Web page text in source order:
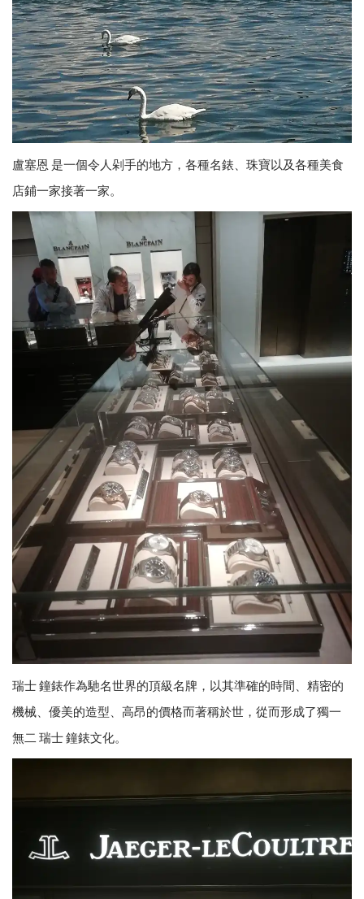
盧塞恩 是一個令人剁手的地方，各種名錶、珠寶以及各種美食
店鋪一家接著一家。
瑞士 鐘錶作為馳名世界的頂級名牌，以其準確的時間、精密的
機械、優美的造型、高昂的價格而著稱於世，從而形成了獨一
無二 瑞士 鐘錶文化。